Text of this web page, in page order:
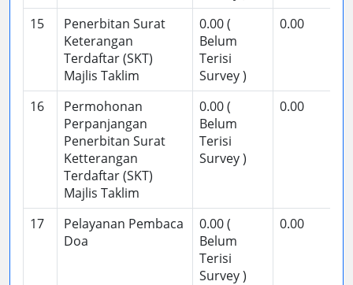
15
Penerbitan Surat
Keterangan
Terdaftar (SKT)
Majlis Taklim
0.00 (
Belum
Terisi
Survey )
0.00
16
Permohonan
Perpanjangan
Penerbitan Surat
Ketterangan
Terdaftar (SKT)
Majlis Taklim
0.00 (
Belum
Terisi
Survey )
0.00
17
Pelayanan Pembaca
Doa
0.00 (
Belum
Terisi
Survey )
0.00